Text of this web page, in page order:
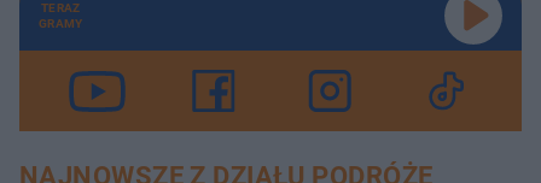
TERAZ
GRAMY
NAJNOWSZE Z DZIAŁU PODRÓŻE